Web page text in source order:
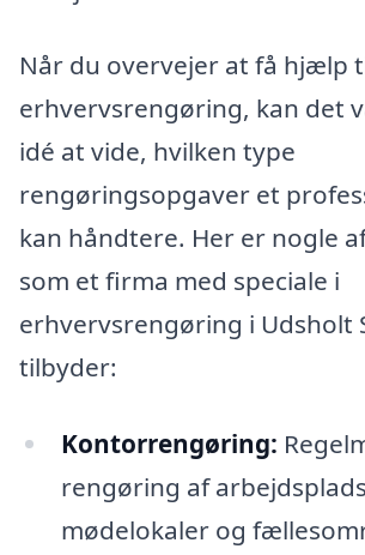
Når du overvejer at få hjælp
erhvervsrengøring, kan det
idé at vide, hvilken type
rengøringsopgaver et
kan håndtere. Her er nogle
som et firma med speciale i
erhvervsrengøring i Udsholt
tilbyder:
Kontorrengøring:
rengøring af
mødelokaler og